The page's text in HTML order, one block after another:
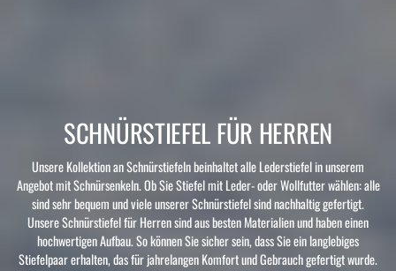
SCHNÜRSTIEFEL FÜR HERREN
Unsere Kollektion an Schnürstiefeln beinhaltet alle Lederstiefel in unserem
Angebot mit Schnürsenkeln. Ob Sie Stiefel mit Leder- oder Wollfutter wählen: alle
sind sehr bequem und viele unserer Schnürstiefel sind nachhaltig gefertigt.
Unsere Schnürstiefel für Herren sind aus besten Materialien und haben einen
hochwertigen Aufbau. So können Sie sicher sein, dass Sie ein langlebiges
Stiefelpaar erhalten, das für jahrelangen Komfort und Gebrauch gefertigt wurde.